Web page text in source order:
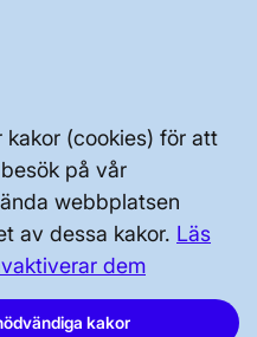
kakor (cookies) för att
på vår
webbplatsen
av dessa kakor. Läs
dem
kakor
1200, 172 24